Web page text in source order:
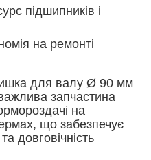
підшипників і
на ремонті
для валу Ø 90 мм
запчастина
на
що забезпечує
довговічність